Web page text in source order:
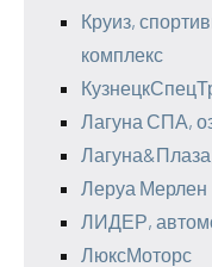
Круиз,
комплекс
Лагуна СПА,
Леруа Мерлен
ЛИДЕР,
ЛюксМоторс